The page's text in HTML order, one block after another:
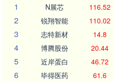
1
N展芯 116.52
2 锐翔智能 110.02
3 志特新材 14.8
4 博腾股份 20.44
5 近岸蛋白 46.72
6 毕得医药 61.6